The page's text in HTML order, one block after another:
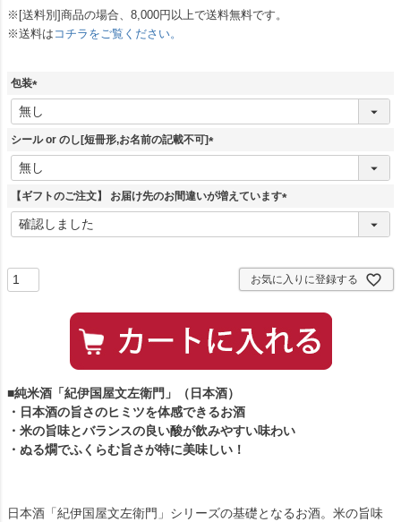
※[送料別]商品の場合、8,000円以上で送料無料です。
※送料は コチラをご覧ください。
包装
(
必
須
シール or のし[短冊形,お名前の記載不可]
(
須
【ギフトのご注文】 お届け先のお間違いが増えています
(
お気に入りに登録する
■純米酒「紀伊国屋文左衛門」（日本酒）
・日本酒の旨さのヒミツを体感できるお酒
・米の旨味とバランスの良い酸が飲みやすい味わい
・ぬる燗でふくらむ旨さが特に美味しい！
日本酒「紀伊国屋文左衛門」シリーズの基礎となるお酒。米の旨味